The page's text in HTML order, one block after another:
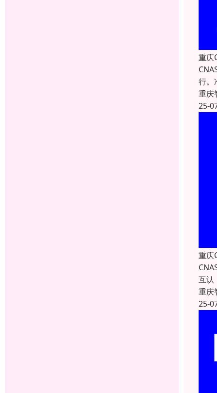
重庆
行。
重庆
25-
重庆
互认
重庆
25-